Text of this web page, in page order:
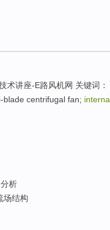
术讲座-E路风机网 关键词：
blade centrifugal fan;
析
场结构